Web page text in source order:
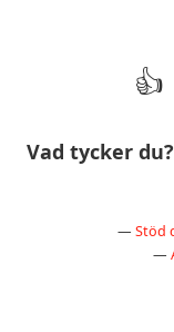
Vad tycker du?
— Stöd
—